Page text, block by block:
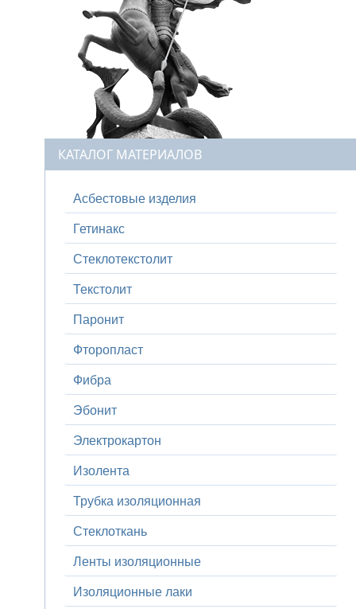
КАТАЛОГ МАТЕРИАЛОВ
Асбестовые изделия
Гетинакс
Стеклотекстолит
Текстолит
Паронит
Фторопласт
Фибра
Эбонит
Электрокартон
Изолента
Трубка изоляционная
Стеклоткань
Ленты изоляционные
Изоляционные лаки